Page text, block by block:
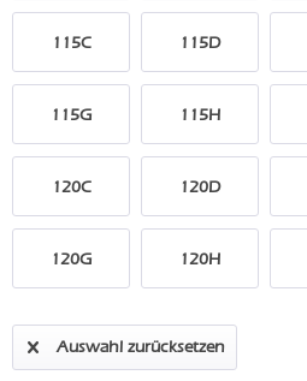
115C 115D
115G 115H
120C 120D
120G 120H
Auswahl zurücksetzen